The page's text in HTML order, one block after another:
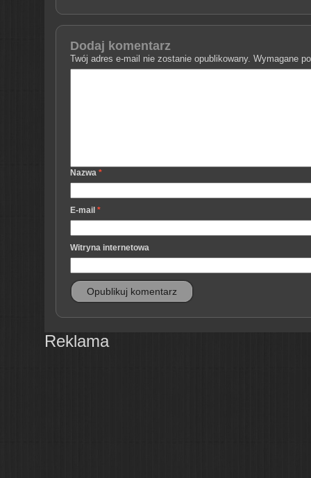
Dodaj komentarz
Twój adres e-mail nie zostanie opublikowany. Wymagane
Nazwa *
E-mail *
Witryna internetowa
Reklama